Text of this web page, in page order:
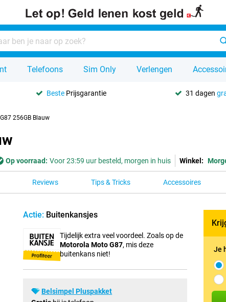
Telefoons Sim Only Verlengen
Beste Prijsgarantie 31 dagen
256GB Blauw
Op voorraad: Voor 23:59 uur besteld, morgen in huis Winkel:
Reviews Tips & Tricks Accessoires
Actie: Buitenkansjes
Tijdelijk extra veel voordeel. Zoals op de
Motorola Moto G87, mis deze
buitenkans niet!
Belsimpel Pluspakket
Je